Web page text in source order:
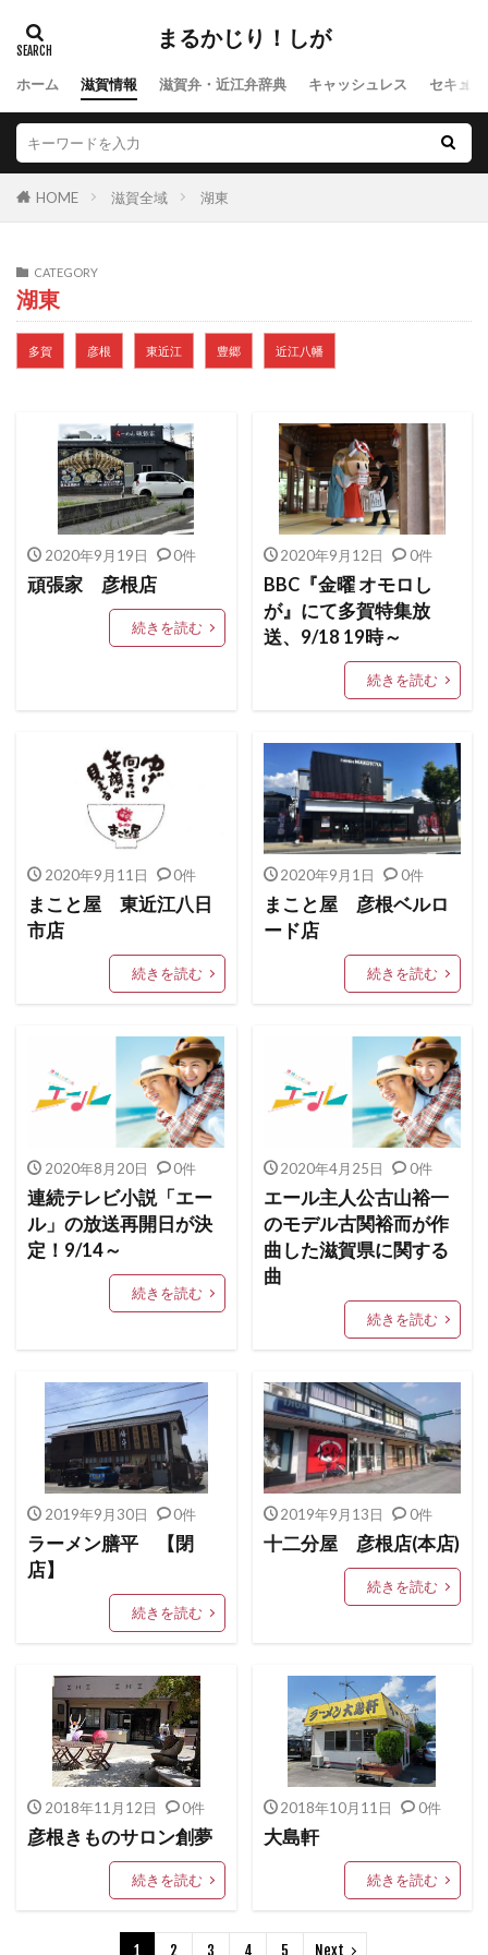
まるかじり！しが
ホーム 滋賀情報 滋賀弁・近江弁辞典 キャッシュレス セキュ
HOME 滋賀全域 湖東
CATEGORY
湖東
多賀 彦根 東近江 豊郷 近江八幡
2020年9月19日 0件
頑張家 彦根店
続きを読む
2020年9月12日 0件
BBC『金曜 オモロし
が』にて多賀特集放
送、9/18 19時～
続きを読む
2020年9月11日 0件
まこと屋 東近江八日
市店
続きを読む
2020年9月1日 0件
まこと屋 彦根ベルロ
ード店
続きを読む
2020年8月20日 0件
連続テレビ小説「エー
ル」の放送再開日が決
定！9/14～
続きを読む
2020年4月25日 0件
エール主人公古山裕一
のモデル古関裕而が作
曲した滋賀県に関する
曲
続きを読む
2019年9月30日 0件
ラーメン膳平 【閉
店】
続きを読む
2019年9月13日 0件
十二分屋 彦根店(本店)
続きを読む
2018年11月12日 0件
彦根きものサロン創夢
続きを読む
2018年10月11日 0件
大島軒
続きを読む
1 2 3 4 5 Next